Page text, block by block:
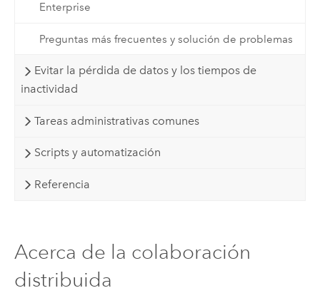
Enterprise
Preguntas más frecuentes y solución de problemas
Evitar la pérdida de datos y los tiempos de
inactividad
Tareas administrativas comunes
Scripts y automatización
Referencia
Acerca de la colaboración
distribuida